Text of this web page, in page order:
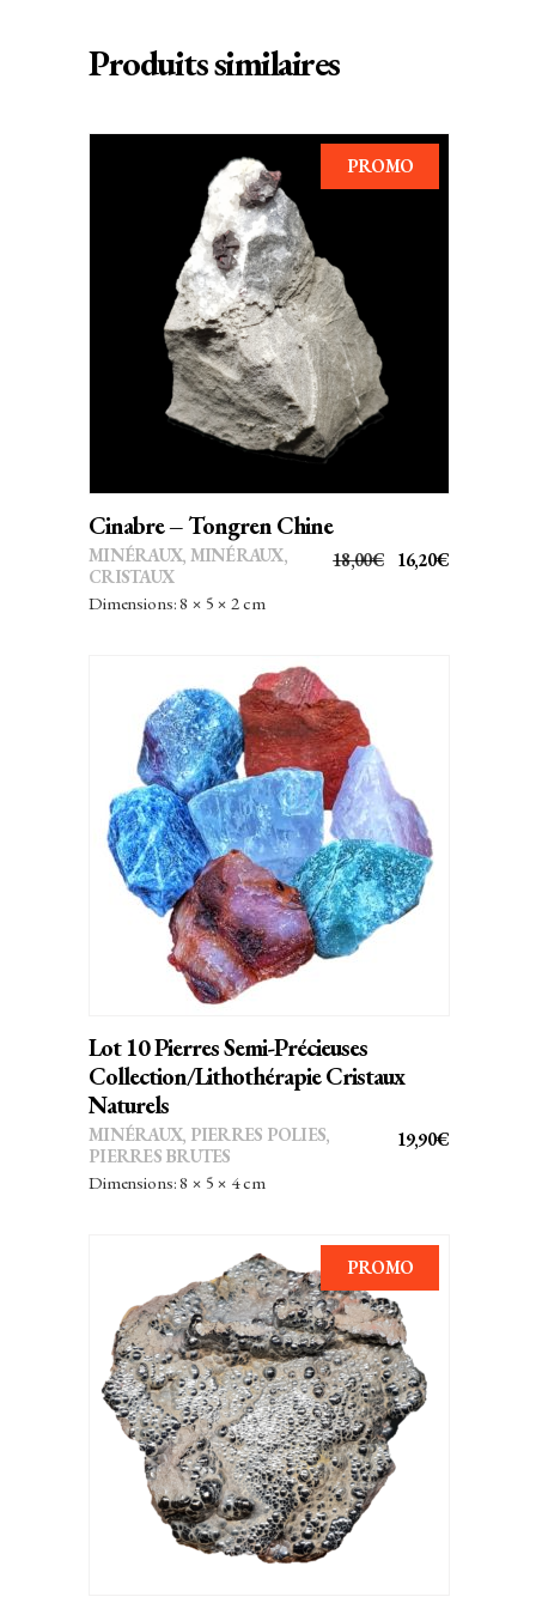
Produits similaires
PROMO
AJOUTER AU PANIER
Cinabre – Tongren Chine
18,00€
LE
16,20€LE
MINÉRAUX, MINÉRAUX,
CRISTAUX
Dimensions: 8 × 5 × 2 cm
AJOUTER AU PANIER
Lot 10 Pierres Semi-Précieuses
Collection/Lithothérapie Cristaux
Naturels
19,90€
MINÉRAUX, PIERRES POLIES,
PIERRES BRUTES
Dimensions: 8 × 5 × 4 cm
PROMO
AJOUTER AU PANIER